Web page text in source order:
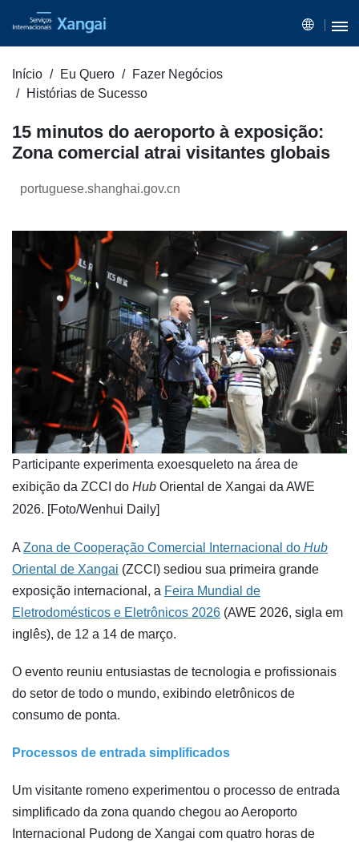
Início Eu Quero
Fazer Negócios
Histórias de Sucesso
15 minutos do aeroporto à exposição:
Zona comercial atrai visitantes globais
portuguese.shanghai.gov.cn
​Participante experimenta exoesqueleto na área de
exibição da ZCCI do Hub Oriental de Xangai da AWE
2026. [Foto/Wenhui Daily]
AZona de Cooperação Comercial Internacional do Hub
Oriental de Xangai (ZCCI) sediou sua primeira grande
exposição internacional, a Feira Mundial de
Eletrodomésticos e Eletrônicos 2026 (AWE 2026, sigla em
inglês), de 12 a 14 de março.
O evento reuniu entusiastas de tecnologia e profissionais
do setor de todo o mundo, exibindo eletrônicos de
consumo de ponta.
Processos de entrada simplificados
Um visitante romeno experimentou o processo de entrada
simplificado da zona quando chegou ao Aeroporto
Internacional Pudong de Xangai com quatro horas de